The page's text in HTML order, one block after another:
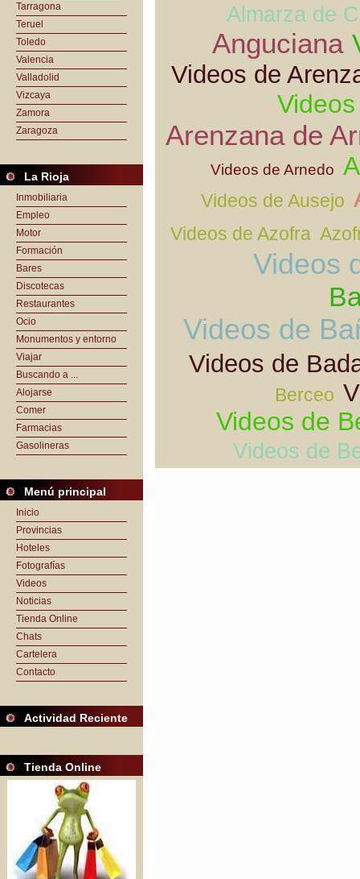
Tarragona
Teruel
Toledo
Valencia
Valladolid
Vizcaya
Zamora
Zaragoza
La Rioja
Inmobiliaria
Empleo
Motor
Formación
Bares
Discotecas
Restaurantes
Ocio
Monumentos y entorno
Viajar
Buscando a ...
Alojarse
Comer
Farmacias
Gasolineras
Menú principal
Inicio
Provincias
Hoteles
Fotografías
Videos
Noticias
Tienda Online
Chats
Cartelera
Contacto
Actividad Reciente
Tienda Online
Almarza de
Anguciana
Videos de
Arenzana de
Videos de Arnedo
Videos de Ausejo
Videos de Azofra
Videos
Videos de
Videos de
Berceo
Videos de
Videos de